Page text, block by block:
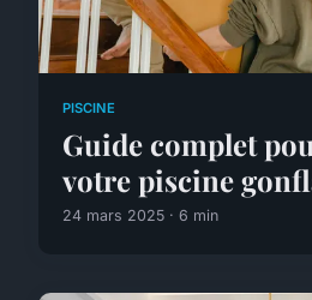
PISCINE
Guide complet
votre piscine
24 mars 2025 · 6 min